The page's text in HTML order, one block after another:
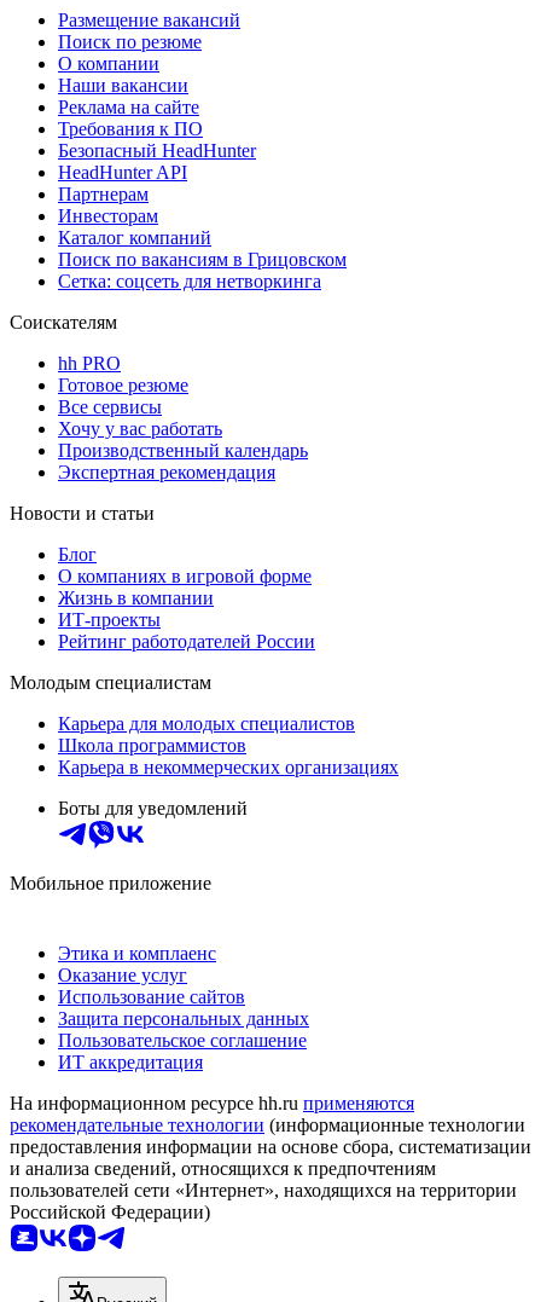
Размещение вакансий
Поиск по резюме
О компании
Наши вакансии
Реклама на сайте
Требования к ПО
Безопасный HeadHunter
HeadHunter API
Партнерам
Инвесторам
Каталог компаний
Поиск по вакансиям в Грицовском
Сетка: соцсеть для нетворкинга
Соискателям
hh PRO
Готовое резюме
Все сервисы
Хочу у вас работать
Производственный календарь
Экспертная рекомендация
Новости и статьи
Блог
О компаниях в игровой форме
Жизнь в компании
ИТ-проекты
Рейтинг работодателей России
Молодым специалистам
Карьера для молодых специалистов
Школа программистов
Карьера в некоммерческих организациях
Боты для уведомлений
Мобильное приложение
Этика и комплаенс
Оказание услуг
Использование сайтов
Защита персональных данных
Пользовательское соглашение
ИТ аккредитация
На информационном ресурсе hh.ru применяются
рекомендательные технологии (информационные технологии
предоставления информации на основе сбора, систематизации
и анализа сведений, относящихся к предпочтениям
пользователей сети «Интернет», находящихся на территории
Российской Федерации)